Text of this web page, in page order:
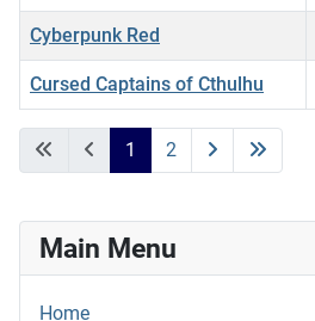
Articles
Cyberpunk Red
Cursed Captains of Cthulhu
1 2
Main Menu
Home